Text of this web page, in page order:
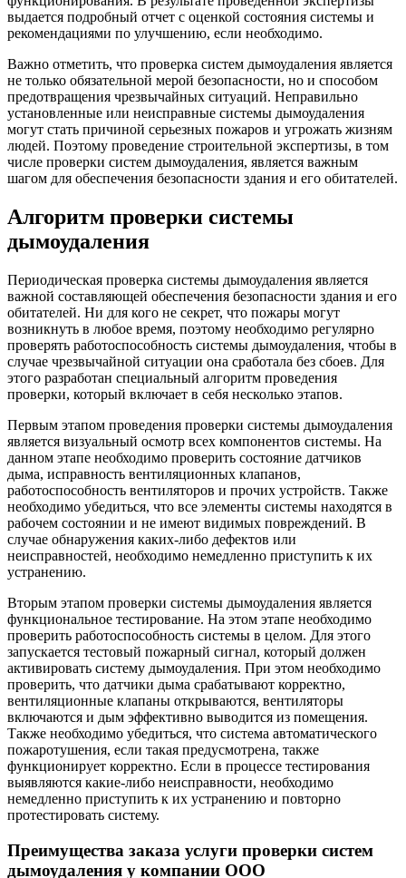
выдается подробный отчет с оценкой состояния системы и
рекомендациями по улучшению, если необходимо.
Важно отметить, что проверка систем дымоудаления является
не только обязательной мерой безопасности, но и способом
предотвращения чрезвычайных ситуаций. Неправильно
установленные или неисправные системы дымоудаления
могут стать причиной серьезных пожаров и угрожать жизням
людей. Поэтому проведение строительной экспертизы, в том
числе проверки систем дымоудаления, является важным
шагом для обеспечения безопасности здания и его обитателей.
Алгоритм проверки системы
дымоудаления
Периодическая проверка системы дымоудаления является
важной составляющей обеспечения безопасности здания и его
обитателей. Ни для кого не секрет, что пожары могут
возникнуть в любое время, поэтому необходимо регулярно
проверять работоспособность системы дымоудаления, чтобы в
случае чрезвычайной ситуации она сработала без сбоев. Для
этого разработан специальный алгоритм проведения
проверки, который включает в себя несколько этапов.
Первым этапом проведения проверки системы дымоудаления
является визуальный осмотр всех компонентов системы. На
данном этапе необходимо проверить состояние датчиков
дыма, исправность вентиляционных клапанов,
работоспособность вентиляторов и прочих устройств. Также
необходимо убедиться, что все элементы системы находятся в
рабочем состоянии и не имеют видимых повреждений. В
случае обнаружения каких-либо дефектов или
неисправностей, необходимо немедленно приступить к их
устранению.
Вторым этапом проверки системы дымоудаления является
функциональное тестирование. На этом этапе необходимо
проверить работоспособность системы в целом. Для этого
запускается тестовый пожарный сигнал, который должен
активировать систему дымоудаления. При этом необходимо
проверить, что датчики дыма срабатывают корректно,
вентиляционные клапаны открываются, вентиляторы
включаются и дым эффективно выводится из помещения.
Также необходимо убедиться, что система автоматического
пожаротушения, если такая предусмотрена, также
функционирует корректно. Если в процессе тестирования
выявляются какие-либо неисправности, необходимо
немедленно приступить к их устранению и повторно
протестировать систему.
Преимущества заказа услуги проверки систем
дымоудаления у компании ООО